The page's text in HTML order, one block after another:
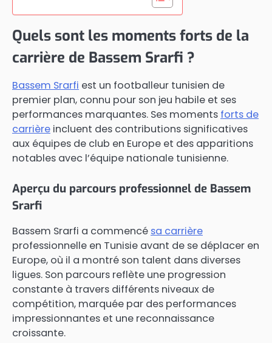
Quels sont les moments forts de la
carrière de Bassem Srarfi ?
Bassem Srarfi est un footballeur tunisien de
premier plan, connu pour son jeu habile et ses
performances marquantes. Ses moments forts de
carrière incluent des contributions significatives
aux équipes de club en Europe et des apparitions
notables avec l’équipe nationale tunisienne.
Aperçu du parcours professionnel de Bassem
Srarfi
Bassem Srarfi a commencé sa carrière
professionnelle en Tunisie avant de se déplacer en
Europe, où il a montré son talent dans diverses
ligues. Son parcours reflète une progression
constante à travers différents niveaux de
compétition, marquée par des performances
impressionnantes et une reconnaissance
croissante.